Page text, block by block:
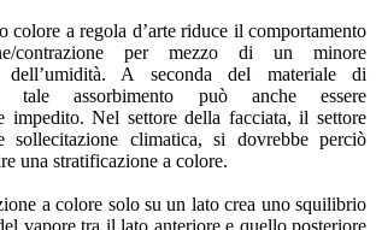
colore a regola d’arte riduce il comportamento
contrazione per mezzo di un minore
dell’umidità. A seconda del materiale di
tale assorbimento può anche essere
impedito. Nel settore della facciata, il settore
sollecitazione climatica, si dovrebbe perciò
una stratificazione a colore.
a colore solo su un lato crea uno squilibrio